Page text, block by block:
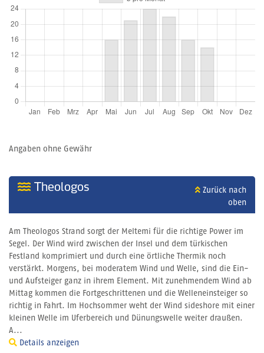
Angaben ohne Gewähr
Theologos
Zurück nach
oben
Am Theologos Strand sorgt der Meltemi für die richtige Power im
Segel. Der Wind wird zwischen der Insel und dem türkischen
Festland komprimiert und durch eine örtliche Thermik noch
verstärkt. Morgens, bei moderatem Wind und Welle, sind die Ein-
und Aufsteiger ganz in ihrem Element. Mit zunehmendem Wind ab
Mittag kommen die Fortgeschrittenen und die Welleneinsteiger so
richtig in Fahrt. Im Hochsommer weht der Wind sideshore mit einer
kleinen Welle im Uferbereich und Dünungswelle weiter draußen.
A...
Details anzeigen